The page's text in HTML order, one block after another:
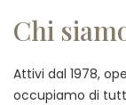
Chi
Attivi dal 1978,
occupiamo di